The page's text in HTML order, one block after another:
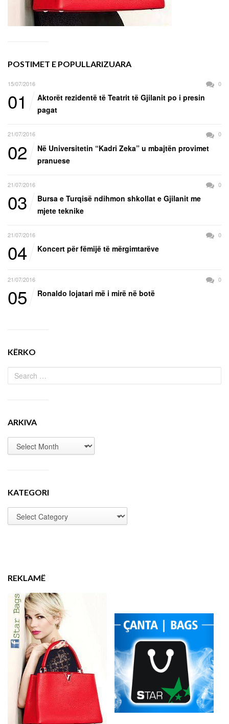
POSTIMET E POPULLARIZUARA
15/07/2016 0
01
Aktorët rezidentë të Teatrit të Gjilanit po i presin
pagat
21/07/2016 0
02
Në Universitetin “Kadri Zeka” u mbajtën provimet
pranuese
21/07/2016 0
03
Bursa e Turqisë ndihmon shkollat e Gjilanit me
mjete teknike
21/07/2016 0
04 Koncert për fëmijë të mërgimtarëve
21/07/2016 0
05 Ronaldo lojatari më i mirë në botë
KËRKO
ARKIVA
KATEGORI
REKLAMË